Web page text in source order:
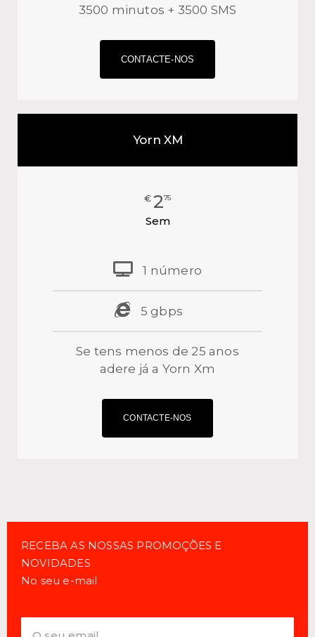
3500 minutos + 3500 SMS
CONTACTE-NOS
Yorn XM
€ 275
Sem
1 número
5 gbps⠀⠀
Se tens menos de 25 anos
adere já a Yorn Xm
CONTACTE-NOS
RECEBA AS NOSSAS PROMOÇÕES E
NOVIDADES
No seu e-mail